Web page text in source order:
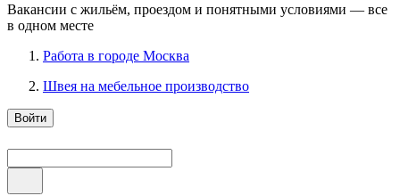
Вакансии с жильём, проездом и понятными условиями — все
в одном месте
Работа в городе Москва
Швея на мебельное производство
Войти